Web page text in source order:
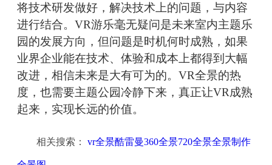
将技术研发做好，解决技术上的问题，与内容
进行结合。VR游乐毫无疑问是未来室内主题乐
园的发展方向，但问题是时机何时成熟，如果
业界企业能在技术、体验和成本上都得到大幅
改进，相信未来是大有可为的。VR全景的热
度，也需要主题公园冷静下来，真正让VR成熟
起来，实现长远的价值。
相关搜索： vr全景酷雷曼360全景720全景全景制作